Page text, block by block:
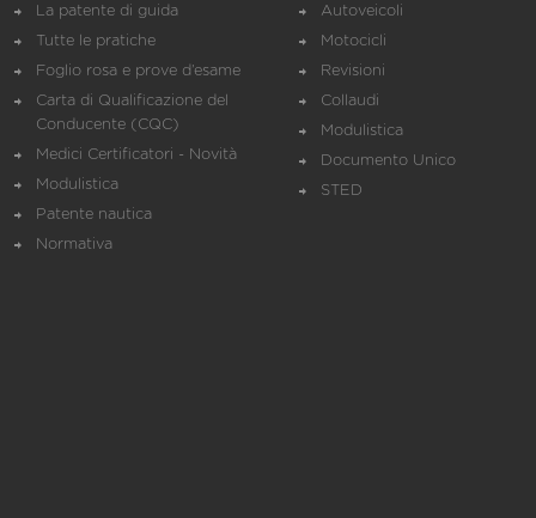
La patente di guida
Tutte le pratiche
Foglio rosa e prove d’esame
Carta di Qualificazione del
Conducente (CQC)
Medici Certificatori - Novità
Modulistica
Patente nautica
Normativa
Autoveicoli
Motocicli
Revisioni
Collaudi
Modulistica
Documento Unico
STED